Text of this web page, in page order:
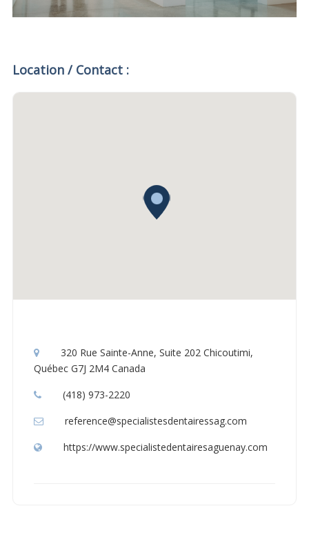
Location / Contact :
320 Rue Sainte-Anne, Suite 202 Chicoutimi,
Québec G7J 2M4 Canada
(418) 973-2220
reference@specialistesdentairessag.com
https://www.specialistedentairesaguenay.com